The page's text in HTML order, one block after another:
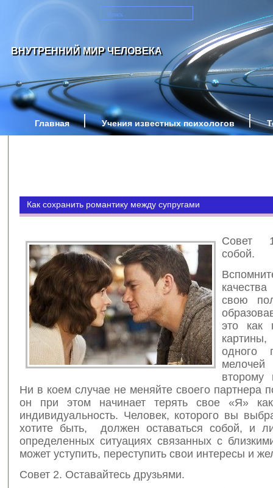
ВНУТРЕННИЙ МИР ЧЕЛОВЕКА
Главная Учения известных психологов
Как сохранить романтику между супругами
Совет
собой.
свою
это как
одного
второму
Ни в коем случае не меняйте своего партнера
он при этом начинает терять свое «Я»
индивидуальность. Человек, которого вы
хотите быть, должен оставаться собой, и
определенных ситуациях связанных с
может уступить, переступить свои интересы и
Совет 2. Оставайтесь друзьями.